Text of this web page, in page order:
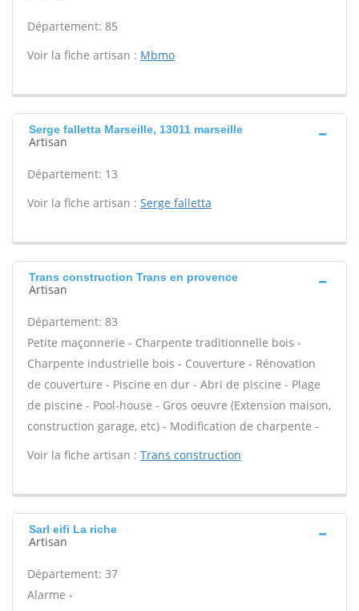
Département: 85
Voir la fiche artisan : Mbmo
Serge falletta Marseille, 13011 marseille
Artisan
Département: 13
Voir la fiche artisan : Serge falletta
Trans construction Trans en provence
Artisan
Département: 83
Petite maçonnerie - Charpente traditionnelle bois -
Charpente industrielle bois - Couverture - Rénovation
de couverture - Piscine en dur - Abri de piscine - Plage
de piscine - Pool-house - Gros oeuvre (Extension maison,
construction garage, etc) - Modification de charpente -
Voir la fiche artisan : Trans construction
Sarl eifi La riche
Artisan
Département: 37
Alarme -